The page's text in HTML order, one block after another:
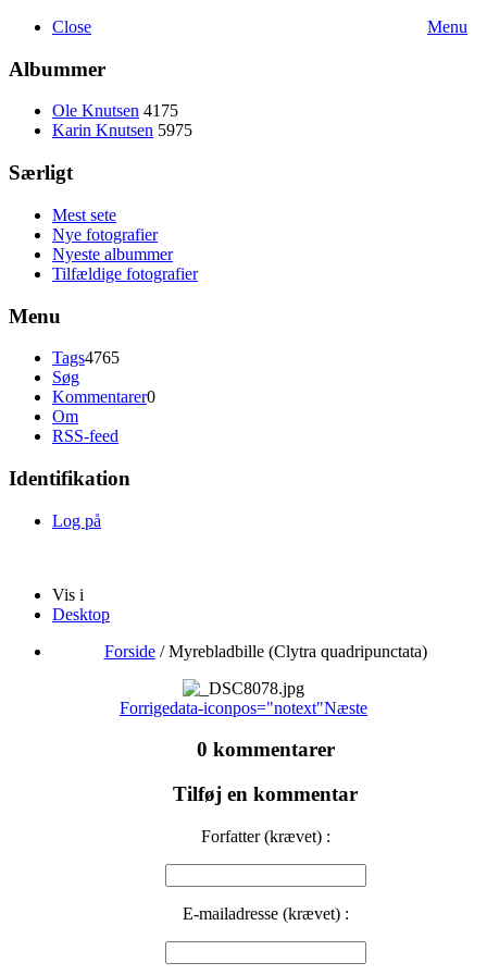
Menu
Close
Albummer
Ole Knutsen 4175
Karin Knutsen 5975
Særligt
Mest sete
Nye fotografier
Nyeste albummer
Tilfældige fotografier
Menu
Tags4765
Søg
Kommentarer0
Om
RSS-feed
Identifikation
Log på
Vis i
Desktop
Forside/Myrebladbille (Clytra quadripunctata)
Forrigedata-iconpos="notext"Næste
0 kommentarer
Tilføj en kommentar
Forfatter (krævet) :
E-mailadresse (krævet) :